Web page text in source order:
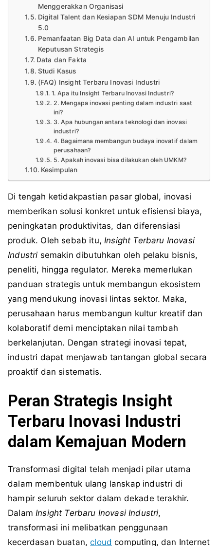
Menggerakkan Organisasi
Digital Talent dan Kesiapan SDM Menuju Industri
5.0
Pemanfaatan Big Data dan AI untuk Pengambilan
Keputusan Strategis
Data dan Fakta
Studi Kasus
(FAQ) Insight Terbaru Inovasi Industri
1. Apa itu Insight Terbaru Inovasi Industri?
2. Mengapa inovasi penting dalam industri saat
ini?
3. Apa hubungan antara teknologi dan inovasi
industri?
4. Bagaimana membangun budaya inovatif dalam
perusahaan?
5. Apakah inovasi bisa dilakukan oleh UMKM?
Kesimpulan
Di tengah ketidakpastian pasar global, inovasi
memberikan solusi konkret untuk efisiensi biaya,
peningkatan produktivitas, dan diferensiasi
produk. Oleh sebab itu, Insight Terbaru Inovasi
Industrisemakin dibutuhkan oleh pelaku bisnis,
peneliti, hingga regulator. Mereka memerlukan
panduan strategis untuk membangun ekosistem
yang mendukung inovasi lintas sektor. Maka,
perusahaan harus membangun kultur kreatif dan
kolaboratif demi menciptakan nilai tambah
berkelanjutan. Dengan strategi inovasi tepat,
industri dapat menjawab tantangan global secara
proaktif dan sistematis.
Peran Strategis Insight
Terbaru Inovasi Industri
dalam Kemajuan Modern
Transformasi digital telah menjadi pilar utama
dalam membentuk ulang lanskap industri di
hampir seluruh sektor dalam dekade terakhir.
Dalam Insight Terbaru Inovasi Industri,
transformasi ini melibatkan penggunaan
kecerdasan buatan,cloud computing, dan Internet